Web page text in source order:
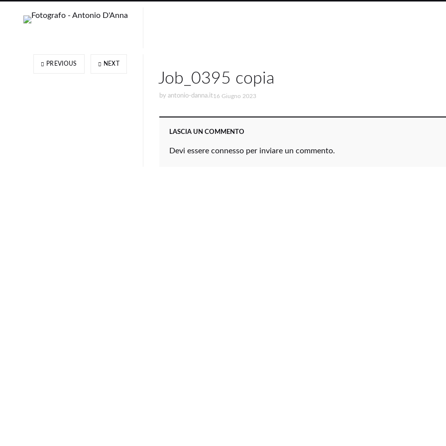
Job_0395 copia
by antonio-danna.it16 Giugno 2023
LASCIA UN COMMENTO
Devi essere connesso per inviare un commento.
PREVIOUS NEXT